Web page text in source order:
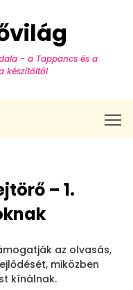
- a Tappancs és a
készítőitől
– 1.
az olvasás,
miközben
kínálnak.